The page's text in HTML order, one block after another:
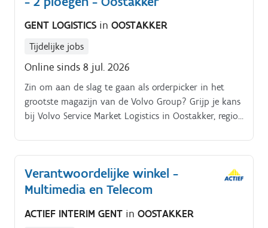
GENT LOGISTICS in OOSTAKKER
Tijdelijke jobs
Online sinds 8 jul. 2026
Zin om aan de slag te gaan als orderpicker in het
grootste magazijn van de Volvo Group? Grijp je kans
bij Volvo Service Market Logistics in Oostakker, regio
Verantwoordelijke winkel -
Multimedia en Telecom
ACTIEF INTERIM GENT in OOSTAKKER